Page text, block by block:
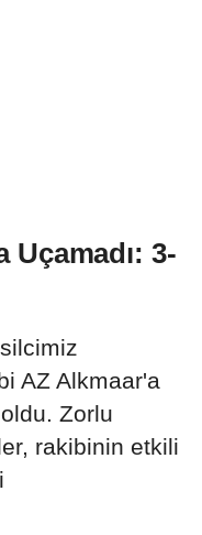
Uçamadı: 3-
AZ Alkmaar'a
Zorlu
rakibinin etkili